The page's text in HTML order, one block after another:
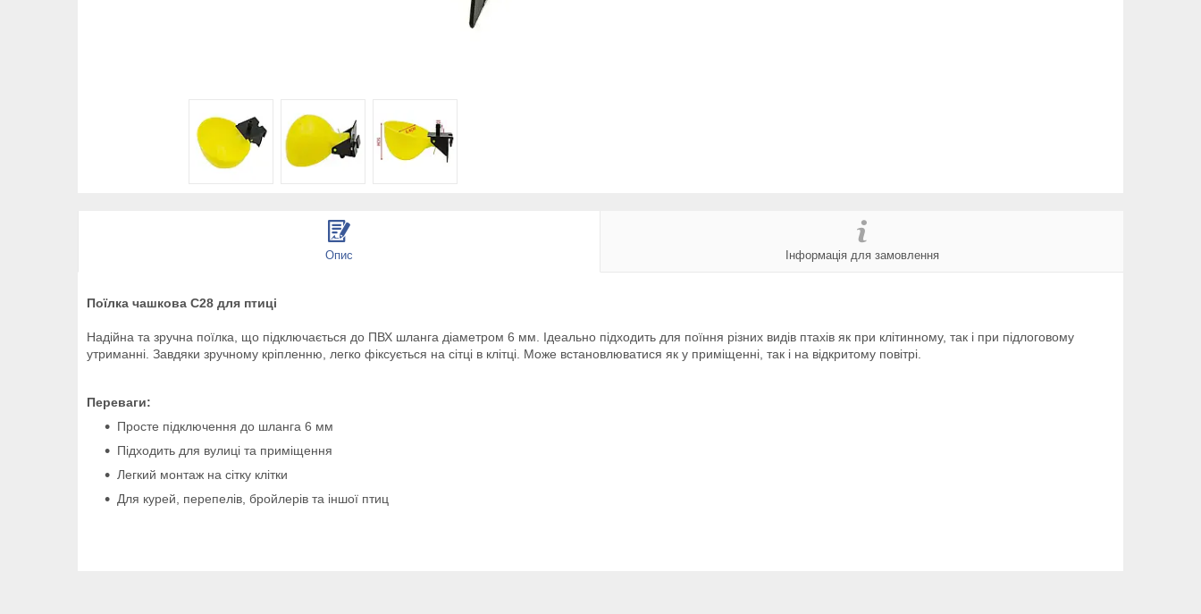
Опис Інформація для замовлення
Поїлка чашкова C28 для птиці
Надійна та зручна поїлка, що підключається до ПВХ шланга діаметром 6 мм. Ідеально підходить для поїння різних видів птахів як при клітинному, так і при підлоговому
утриманні. Завдяки зручному кріпленню, легко фіксується на сітці в клітці. Може встановлюватися як у приміщенні, так і на відкритому повітрі.
Переваги:
Просте підключення до шланга 6 мм
Підходить для вулиці та приміщення
Легкий монтаж на сітку клітки
Для курей, перепелів, бройлерів та іншої птиц